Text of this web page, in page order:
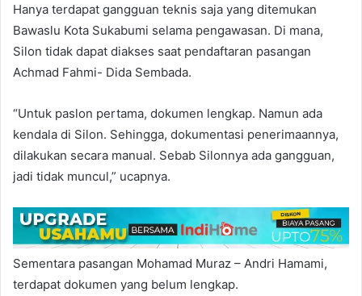
Hanya terdapat gangguan teknis saja yang ditemukan
Bawaslu Kota Sukabumi selama pengawasan. Di mana,
Silon tidak dapat diakses saat pendaftaran pasangan
Achmad Fahmi- Dida Sembada.
“Untuk paslon pertama, dokumen lengkap. Namun ada
kendala di Silon. Sehingga, dokumentasi penerimaannya,
dilakukan secara manual. Sebab Silonnya ada gangguan,
jadi tidak muncul,” ucapnya.
Sementara pasangan Mohamad Muraz – Andri Hamami,
terdapat dokumen yang belum lengkap.